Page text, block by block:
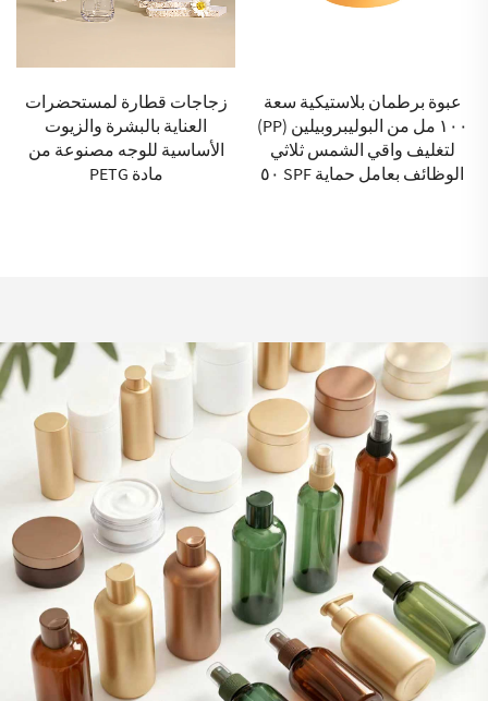
عبوة برطمان بلاستيكية سعة
١٠٠ مل من البوليبروبيلين (PP)
لتغليف واقي الشمس ثلاثي
الوظائف بعامل حماية SPF ٥٠
زجاجات قطارة لمستحضرات
العناية بالبشرة والزيوت
الأساسية للوجه مصنوعة من
مادة PETG